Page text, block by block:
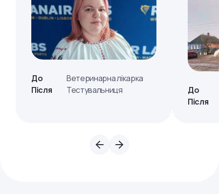
До
Ветеринарна лікарка
Після
Тестувальниця
До
Після